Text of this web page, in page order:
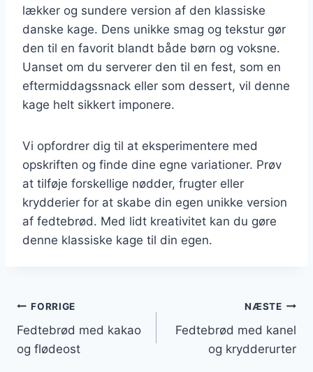
lækker og sundere version af den klassiske
danske kage. Dens unikke smag og tekstur gør
den til en favorit blandt både børn og voksne.
Uanset om du serverer den til en fest, som en
eftermiddagssnack eller som dessert, vil denne
kage helt sikkert imponere.
Vi opfordrer dig til at eksperimentere med
opskriften og finde dine egne variationer. Prøv
at tilføje forskellige nødder, frugter eller
krydderier for at skabe din egen unikke version
af fedtebrød. Med lidt kreativitet kan du gøre
denne klassiske kage til din egen.
Indlægsnavigation
FORRIGE
Fedtebrød med kakao
og flødeost
NÆSTE
Fedtebrød med kanel
og krydderurter